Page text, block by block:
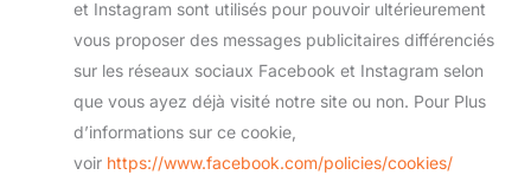
et Instagram sont utilisés pour pouvoir ultérieurement
vous proposer des messages publicitaires différenciés
sur les réseaux sociaux Facebook et Instagram selon
que vous ayez déjà visité notre site ou non. Pour Plus
d’informations sur ce cookie,
voir https://www.facebook.com/policies/cookies/